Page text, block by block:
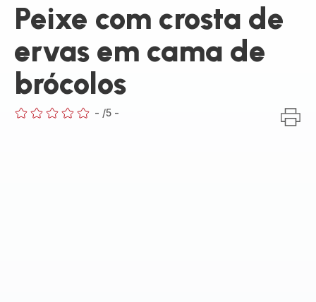
Peixe com crosta de
ervas em cama de
brócolos
- /5 -